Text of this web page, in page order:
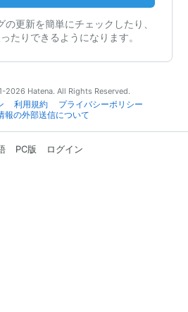
更新を簡単にチェックしたり、
たりできるようになります。
2026 Hatena. All Rights Reserved.
利用規約
プライバシーポリシー
報の外部送信について
PC版 ログイン